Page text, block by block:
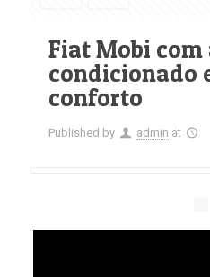
Fiat Mobi com
condicionado
conforto
Published by admin at